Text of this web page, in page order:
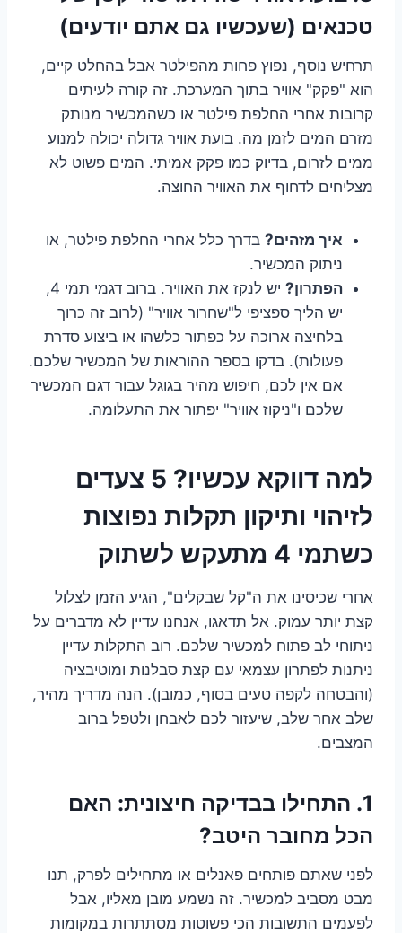
טכנאים (שעכשיו גם אתם יודעים)
תרחיש נוסף, נפוץ פחות מהפילטר אבל בהחלט קיים,
הוא "פקק" אוויר בתוך המערכת. זה קורה לעיתים
קרובות אחרי החלפת פילטר או כשהמכשיר מנותק
מזרם המים לזמן מה. בועת אוויר גדולה יכולה למנוע
ממים לזרום, בדיוק כמו פקק אמיתי. המים פשוט לא
מצליחים לדחוף את האוויר החוצה.
איך מזהים? בדרך כלל אחרי החלפת פילטר, או
ניתוק המכשיר.
הפתרון?
יש לנקז את האוויר. ברוב דגמי תמי 4,
יש הליך ספציפי ל"שחרור אוויר" (לרוב זה כרוך
בלחיצה ארוכה על כפתור כלשהו או ביצוע סדרת
פעולות). בדקו בספר ההוראות של המכשיר שלכם.
אם אין לכם, חיפוש מהיר בגוגל עבור דגם המכשיר
שלכם ו"ניקוז אוויר" יפתור את התעלומה.
למה דווקא עכשיו? 5 צעדים
לזיהוי ותיקון תקלות נפוצות
כשתמי 4 מתעקש לשתוק
אחרי שכיסינו את ה"קל שבקלים", הגיע הזמן לצלול
קצת יותר עמוק. אל תדאגו, אנחנו עדיין לא מדברים על
ניתוחי לב פתוח למכשיר שלכם. רוב התקלות עדיין
ניתנות לפתרון עצמאי עם קצת סבלנות ומוטיבציה
(והבטחה לקפה טעים בסוף, כמובן). הנה מדריך מהיר,
שלב אחר שלב, שיעזור לכם לאבחן ולטפל ברוב
המצבים.
1. התחילו בבדיקה חיצונית: האם
הכל מחובר היטב?
לפני שאתם פותחים פאנלים או מתחילים לפרק, תנו
מבט מסביב למכשיר. זה נשמע מובן מאליו, אבל
לפעמים התשובות הכי פשוטות מסתתרות במקומות